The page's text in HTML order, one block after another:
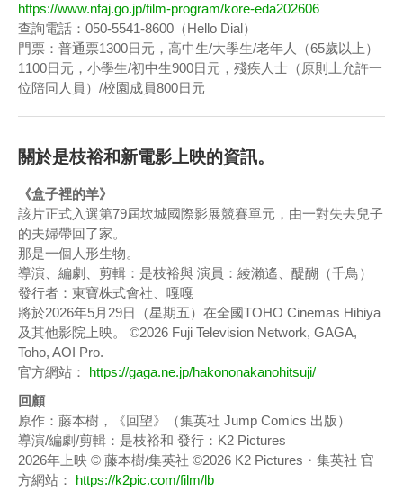
https://www.nfaj.go.jp/film-program/kore-eda202606
查詢電話：050-5541-8600（Hello Dial）
門票：普通票1300日元，高中生/大學生/老年人（65歲以上）
1100日元，小學生/初中生900日元，殘疾人士（原則上允許一
位陪同人員）/校園成員800日元
關於是枝裕和新電影上映的資訊。
《盒子裡的羊》
該片正式入選第79屆坎城國際影展競賽單元，由一對失去兒子
的夫婦帶回了家。
那是一個人形生物。
導演、編劇、剪輯：是枝裕與 演員：綾瀨遙、醍醐（千鳥）
發行者：東寶株式會社、嘎嘎
將於2026年5月29日（星期五）在全國TOHO Cinemas Hibiya
及其他影院上映。 ©2026 Fuji Television Network, GAGA,
Toho, AOI Pro.
官方網站： https://gaga.ne.jp/hakononakanohitsuji/
回顧
原作：藤本樹，《回望》（集英社 Jump Comics 出版）
導演/編劇/剪輯：是枝裕和 發行：K2 Pictures
2026年上映 © 藤本樹/集英社 ©2026 K2 Pictures・集英社 官
方網站： https://k2pic.com/film/lb